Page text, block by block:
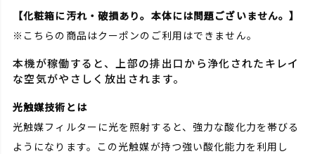
【化粧箱に汚れ・破損あり。本体には問題ございません。】
※こちらの商品はクーポンのご利用はできません。
本機が稼働すると、上部の排出口から浄化されたキレイ
な空気がやさしく放出されます。
光触媒技術とは
光触媒フィルターに光を照射すると、強力な酸化力を帯びる
ようになります。この光触媒が持つ強い酸化能力を利用し